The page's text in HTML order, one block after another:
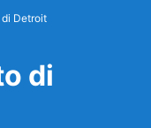
Detroit
di